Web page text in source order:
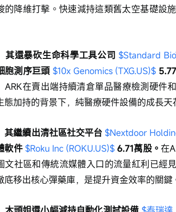
的降維打擊。快速減持這類舊太空基礎設
其還暴砍生命科學工具公司 $Standard
胞測序巨頭 $10x Genomics (TXG.US)$
ARK在賣出端持續清倉單品醫療檢測硬件
態加持的背景下，純醫療硬件設備的成長天
其繼續出清社區社交平台 $Nextdoor
軟件 $Roku Inc (ROKU.US)$ 6.71萬股。 在
文社區和傳統流媒體入口的流量紅利已經
底移出核心彈藥庫，是提升資金效率的關鍵